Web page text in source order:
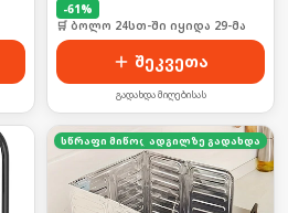
-61%
🛒 ბოლო 24სთ-ში იყიდა 29-მა
შეკვეთა
გადახდა მიღებისას
სწრაფი მიწოდება
ადგილზე გადახდა